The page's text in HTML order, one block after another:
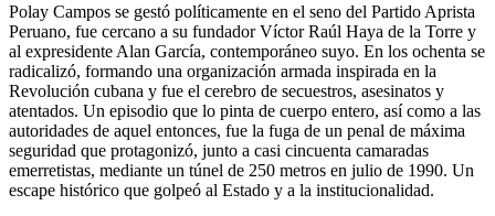
Polay Campos se gestó políticamente en el seno del Partido Aprista
Peruano, fue cercano a su fundador Víctor Raúl Haya de la Torre y
al expresidente Alan García, contemporáneo suyo. En los ochenta se
radicalizó, formando una organización armada inspirada en la
Revolución cubana y fue el cerebro de secuestros, asesinatos y
atentados. Un episodio que lo pinta de cuerpo entero, así como a las
autoridades de aquel entonces, fue la fuga de un penal de máxima
seguridad que protagonizó, junto a casi cincuenta camaradas
emerretistas, mediante un túnel de 250 metros en julio de 1990. Un
escape histórico que golpeó al Estado y a la institucionalidad.